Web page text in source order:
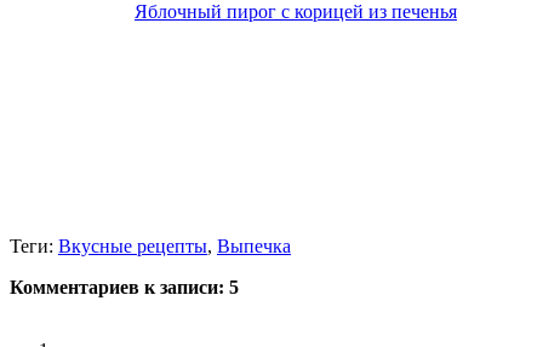
Яблочный пирог с корицей из печенья
Теги: Вкусные рецепты, Выпечка
Комментариев к записи: 5